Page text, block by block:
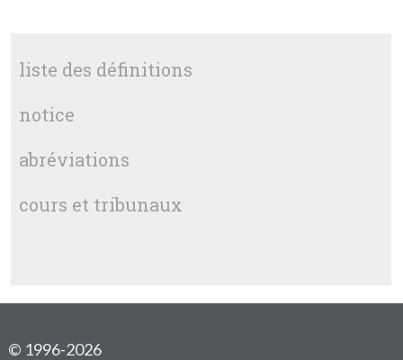
liste des définitions
notice
abréviations
cours et tribunaux
© 1996-2026